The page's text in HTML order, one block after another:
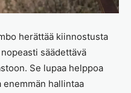
herättää kiinnostusta
säädettävä
Se lupaa helppoa
enemmän hallintaa